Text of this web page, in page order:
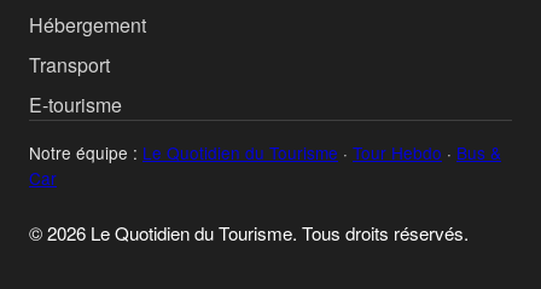
Hébergement
Transport
E-tourisme
Notre équipe : Le Quotidien du Tourisme · Tour Hebdo · Bus &
Car
© 2026 Le Quotidien du Tourisme. Tous droits réservés.